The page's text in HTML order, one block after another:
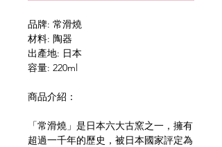
品牌: 常滑燒
材料: 陶器
出產地: 日本
容量: 220ml
商品介紹：
「常滑燒」是日本六大古窯之一，擁有
超過一千年的歷史，被日本國家評定為